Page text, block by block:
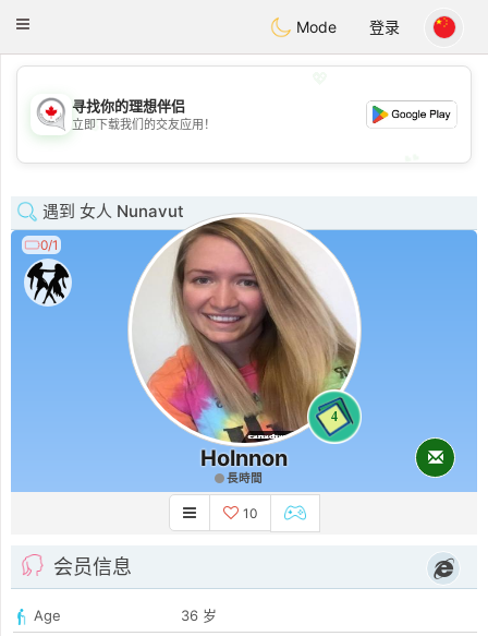
CANADIANchat
Toggle
Mode 登录
💖
💕
寻找你的理想伴侣
立即下载我们的交友应用！
遇到 女人 Nunavut
0/1
4
Holnnon
長時間
10
会员信息
Age
36 岁